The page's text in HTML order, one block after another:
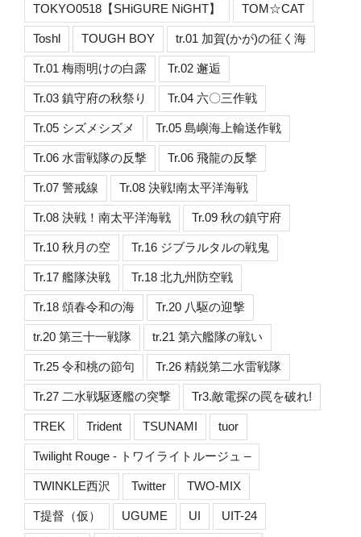
TOKYO0518【SHiGURE NiGHT】 TOM☆CAT
Toshl TOUGH BOY tr.01 加賀(かが)の征く海
Tr.01 梅雨明けの白露 Tr.02 邂逅
Tr.03 鎮守府の秋祭り Tr.04 六〇三作戦
Tr.05 シズメシズメ Tr.05 島嶼海上輸送作戦
Tr.06 水雷戦隊の反撃 Tr.06 飛龍の反撃
Tr.07 警戒線 Tr.08 決戦!南太平洋海戦
Tr.08 決戦！南太平洋海戦 Tr.09 秋の鎮守府
Tr.10 秋月の空 Tr.16 ジブラルタルの戦鬼
Tr.17 艦隊決戦 Tr.18 北九州防空戦
Tr.18 頌春令和の海 Tr.20 八駆の迎撃
tr.20 第三十一戦隊 tr.21 第六艦隊の戦い
Tr.25 令和桃の節句 Tr.26 精鋭第二水雷戦隊
Tr.27 二水戦駆逐艦の突撃 Tr3.敵電探の罠を破れ!
TREK Trident TSUNAMI tuor
Twilight Rouge - トワイライトルージュ –
TWINKLE西沢 Twitter TWO-MIX
T提督（仮） UGUME UI UIT-24